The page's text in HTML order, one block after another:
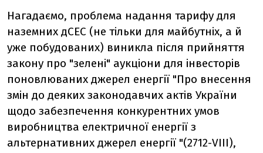
Нагадаємо, проблема надання тарифу для
наземних дСЕС (не тільки для майбутніх, а й
уже побудованих) виникла після прийняття
закону про "зелені" аукціони для інвесторів
поновлюваних джерел енергії "Про внесення
змін до деяких законодавчих актів України
щодо забезпечення конкурентних умов
виробництва електричної енергії з
альтернативних джерел енергії "(2712-VIII),